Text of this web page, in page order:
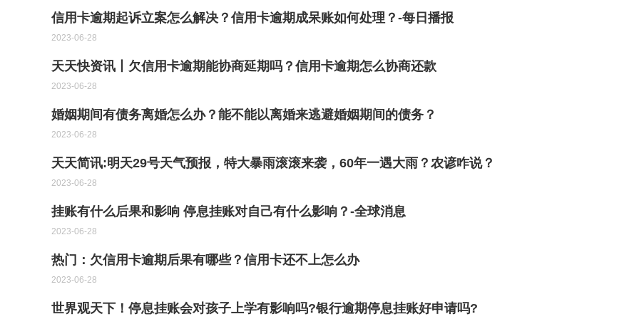
信用卡逾期起诉立案怎么解决？信用卡逾期成呆账如何处理？-每日播报
2023-06-28
天天快资讯丨欠信用卡逾期能协商延期吗？信用卡逾期怎么协商还款
2023-06-28
婚姻期间有债务离婚怎么办？能不能以离婚来逃避婚姻期间的债务？
2023-06-28
天天简讯:明天29号天气预报，特大暴雨滚滚来袭，60年一遇大雨？农谚咋说？
2023-06-28
挂账有什么后果和影响 停息挂账对自己有什么影响？-全球消息
2023-06-28
热门：欠信用卡逾期后果有哪些？信用卡还不上怎么办
2023-06-28
世界观天下！停息挂账会对孩子上学有影响吗?银行逾期停息挂账好申请吗?